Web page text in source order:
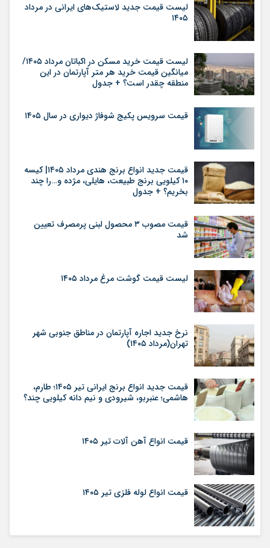
لیست قیمت جدید لاستیک‌های ایرانی در مرداد
۱۴۰۵
لیست قیمت خرید مسکن در اکباتان مرداد ۱۴۰۵/
میانگین قیمت خرید هر متر آپارتمان در این
منطقه چقدر است؟ + جدول
قیمت سرویس پکیج شوفاژ دیواری در سال ۱۴۰۵
قیمت جدید انواع برنج هندی مرداد ۱۴۰۵| کیسه
۱۰ کیلویی برنج طبیعت، هایلی، مژده و…را چند
بخریم؟ + جدول
قیمت مصوب ۳ محصول لبنی پرمصرف تعیین
شد
لیست قیمت گوشت مرغ مرداد ۱۴۰۵
نرخ جدید اجاره آپارتمان در مناطق جنوبی شهر
تهران(مرداد ۱۴۰۵)
قیمت جدید انواع برنج ایرانی تیر ۱۴۰۵؛ طارم،
هاشمی؛ عنبربو، شیرودی و نیم دانه کیلویی چند؟
قیمت انواع آهن آلات تیر ۱۴۰۵
قیمت انواع لوله فلزی تیر ۱۴۰۵